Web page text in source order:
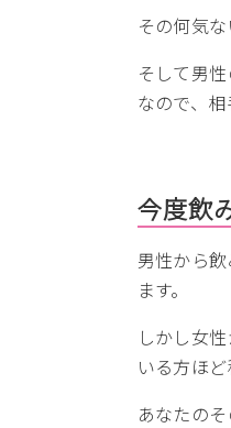
その何気
そして男
なので、
今度飲
男性から
ます。
しかし女
いる方ほ
あなたの